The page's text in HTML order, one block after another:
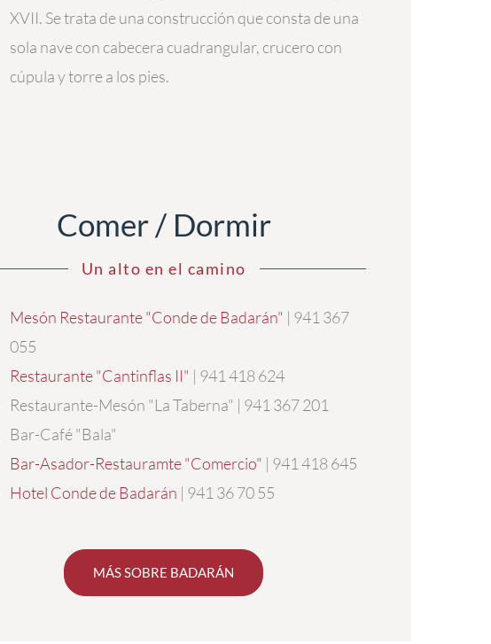
XVII. Se trata de una construcción que consta de una
sola nave con cabecera cuadrangular, crucero con
cúpula y torre a los pies.
Comer / Dormir
Un alto en el camino
Mesón Restaurante "Conde de Badarán" | 941 367
055
Restaurante "Cantinflas II" | 941 418 624
Restaurante-Mesón "La Taberna" | 941 367 201
Bar-Café "Bala"
Bar-Asador-Restauramte "Comercio" | 941 418 645
Hotel Conde de Badarán | 941 36 70 55
MÁS SOBRE BADARÁN